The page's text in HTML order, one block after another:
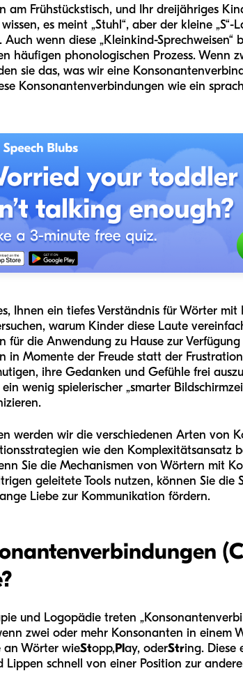
am Frühstückstisch, und Ihr dreijähriges
es meint „Stuhl“, aber der kleine
wenn diese „Kleinkind-
häufigen phonologischen Prozess. Wenn
sie das, was wir eine
Konsonantenverbindungen wie ein
Ihnen ein tiefes Verständnis für Wörter
warum Kinder diese Laute
für die Anwendung zu Hause zur
in Momente der Freude statt der
ihre Gedanken und Gefühle frei
wenig spielerischer „smarter
werden wir die verschiedenen Arten von
wie den Komplexitätsansatz
Sie die Mechanismen von Wörtern mit
geleitete Tools nutzen, können Sie die
Liebe zur Kommunikation fördern.
und Logopädie treten
zwei oder mehr Konsonanten in einem
an Wörter wieStopp,Play, oderString. Diese
schnell von einer Position zur